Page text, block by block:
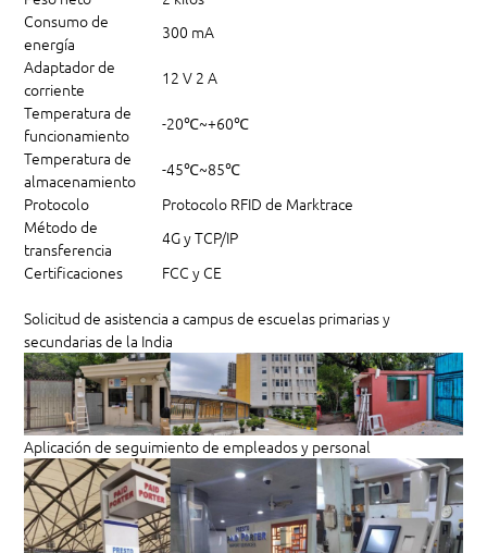
Consumo de
energía
300 mA
Adaptador de
corriente
12 V 2 A
Temperatura de
funcionamiento
-20℃~+60℃
Temperatura de
almacenamiento
-45℃~85℃
Protocolo
Protocolo RFID de Marktrace
Método de
transferencia
4G y TCP/IP
Certificaciones
FCC y CE
Solicitud de asistencia a campus de escuelas primarias y
secundarias de la India
Aplicación de seguimiento de empleados y personal